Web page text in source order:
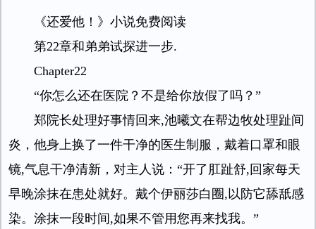
《还爱他！》小说免费阅读
第22章和弟弟试探进一步.
Chapter22
“你怎么还在医院？不是给你放假了吗？”
郑院长处理好事情回来,池曦文在帮边牧处理趾间
炎，他身上换了一件干净的医生制服，戴着口罩和眼
镜,气息干净清新，对主人说：“开了肛趾舒,回家每天
早晚涂抹在患处就好。戴个伊丽莎白圈,以防它舔舐感
染。涂抹一段时间,如果不管用您再来找我。”